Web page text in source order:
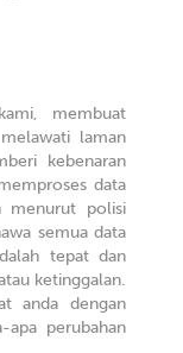
membuat
laman
kebenaran
data
menurut polisi
semua data
tepat dan
ketinggalan.
anda dengan
apa perubahan